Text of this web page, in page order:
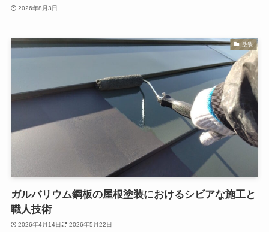
2026年8月3日
塗装
ガルバリウム鋼板の屋根塗装におけるシビアな施工と
職人技術
2026年4月14日 2026年5月22日